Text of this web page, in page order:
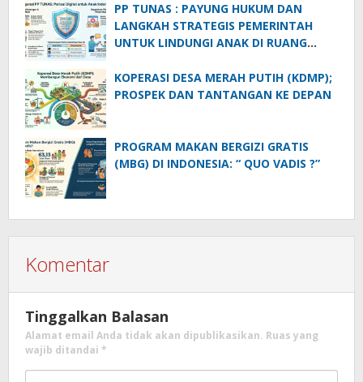
PP TUNAS : PAYUNG HUKUM DAN
LANGKAH STRATEGIS PEMERINTAH
UNTUK LINDUNGI ANAK DI RUANG
KOPERASI DESA MERAH PUTIH (KDMP);
PROSPEK DAN TANTANGAN KE DEPAN
PROGRAM MAKAN BERGIZI GRATIS
(MBG) DI INDONESIA: “ QUO VADIS ?”
Komentar
Tinggalkan Balasan
Alamat email Anda tidak akan dipublikasikan. Ruas yang
wajib ditandai *